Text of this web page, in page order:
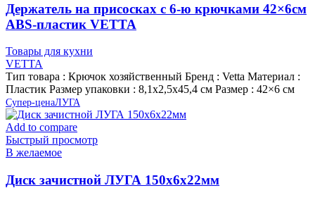
Держатель на присосках с 6-ю крючками 42×6см
ABS-пластик VETTA
Товары для кухни
VETTA
Тип товара : Крючок хозяйственный Бренд : Vetta Материал :
Пластик Размер упаковки : 8,1х2,5х45,4 см Размер : 42×6 см
Супер-ценаЛУГА
Add to compare
Быстрый просмотр
В желаемое
Диск зачистной ЛУГА 150х6х22мм